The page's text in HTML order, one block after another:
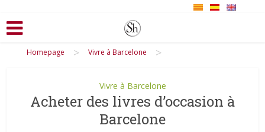
Homepage > Vivre à Barcelone >
Vivre à Barcelone
Acheter des livres d’occasion à
Barcelone